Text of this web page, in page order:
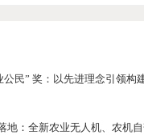
公民” 奖：以先进理念引领构
地：全新农业无人机、农机